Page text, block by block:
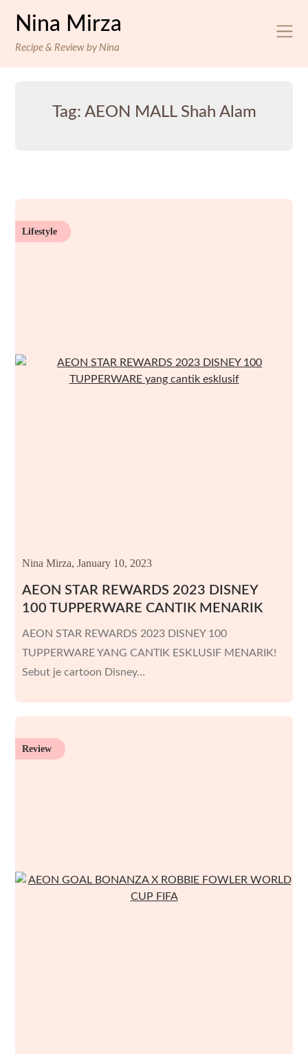
Nina Mirza
Recipe & Review by Nina
Tag: AEON MALL Shah Alam
Lifestyle
AEON STAR REWARDS 2023 DISNEY
100 TUPPERWARE CANTIK MENARIK
Nina Mirza, January 10, 2023
AEON STAR REWARDS 2023 DISNEY 100
TUPPERWARE YANG CANTIK ESKLUSIF MENARIK!
Sebut je cartoon Disney…
Review